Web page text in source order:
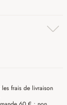
frais de livraison